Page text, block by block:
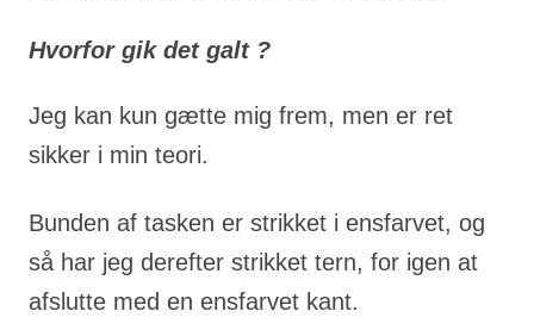
Hvorfor gik det galt ?
Jeg kan kun gætte mig frem, men er ret
sikker i min teori.
Bunden af tasken er strikket i ensfarvet, og
så har jeg derefter strikket tern, for igen at
afslutte med en ensfarvet kant.